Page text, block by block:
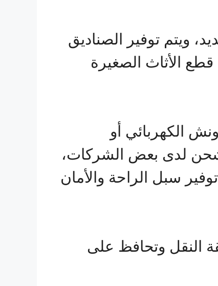
ويتم توفير الصناديق
الأثاث الصغيرة
الكهربائي أو
لدى بعض الشركات،
سبل الراحة والأمان
النقل وتحافظ على